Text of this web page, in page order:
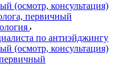
(осмотр, консультация)
первичный
по антиэйджингу
(осмотр, консультация)